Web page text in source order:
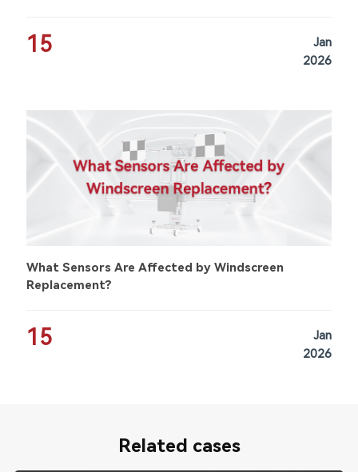
15
Jan
2026
What Sensors Are Affected by Windscreen
Replacement?
15
Jan
2026
Related cases